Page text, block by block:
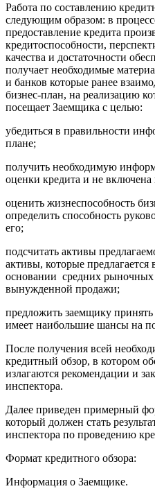
Работа по составлению
следующим образом: в
предоставление кредита
кредитоспособности,
качества и достаточности
получает необходимые
и банков которые ранее
бизнес-план, на реализацию
посещает Заемщика с целью:
убедиться в правильности
плане;
получить необходимую
оценки кредита и не включена
оценить жизнеспособность
определить способность
его;
подсчитать активы
активы, которые предлагается
основании средних
вынужденной продажи;
предложить заемщику
имеет наибольшие шансы на
После получения всей
кредитный обзор, в котором
излагаются рекомендации и
инспектора.
Далее приведен примерный
который должен стать
инспектора по проведению
Формат кредитного обзора:
Информация о Заемщике.